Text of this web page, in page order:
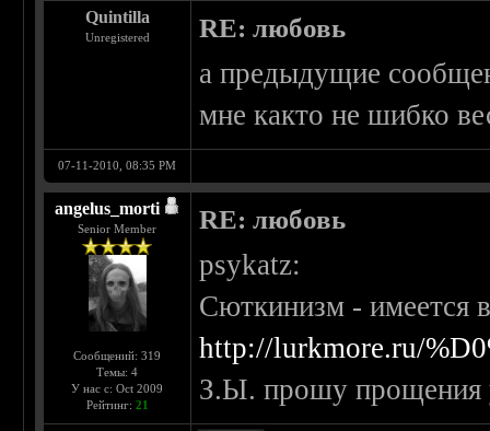
Quintilla
Unregistered RE: любовь
а предыдущие
мне както не шибко
07-11-2010, 08:35 PM
angelus_morti
Senior Member
Сообщений: 319
Темы: 4
У нас с: Oct 2009
Рейтинг: 21
RE: любовь
psykatz:
Сюткинизм - имеется
http://lurkmore.ru/
З.Ы. прошу прощения